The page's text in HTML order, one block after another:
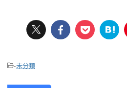
-未分類